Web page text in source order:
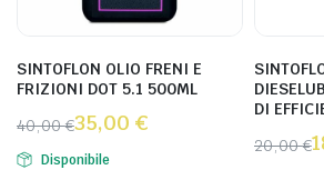
SINTOFLON OLIO FRENI E
FRIZIONI DOT 5.1 500ML
40,00€35,00 €
Disponibile
DI
20,00€